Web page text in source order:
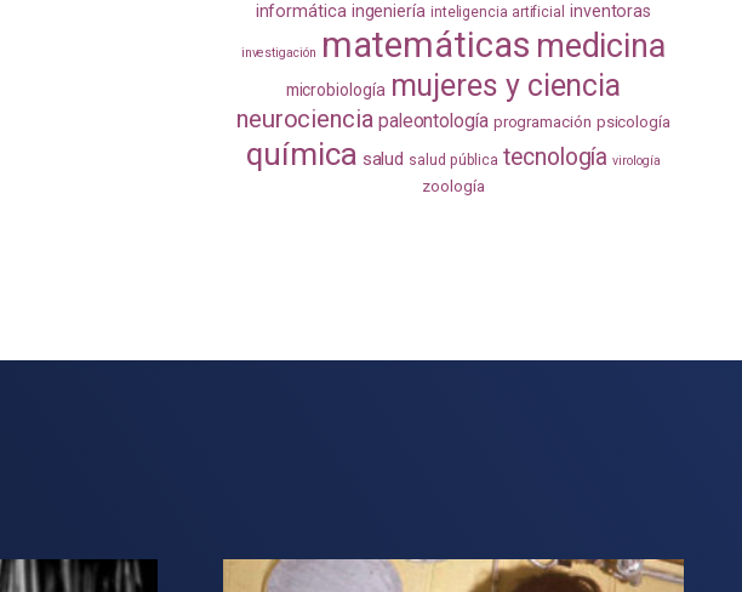
informática ingeniería inteligencia artificial inventoras
investigación matemáticas medicina
microbiología mujeres y ciencia
neurociencia paleontología programación psicología
química salud salud pública tecnología virología
zoología